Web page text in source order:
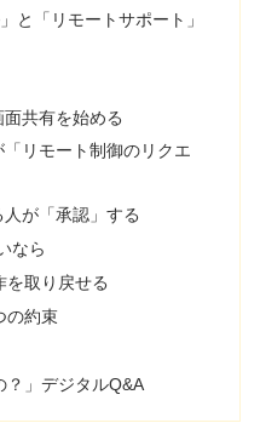
と「リモートサポート」
共有を始める
リモート制御のリクエ
が「承認」する
なら
を取り戻せる
の約束
？」デジタルQ&A